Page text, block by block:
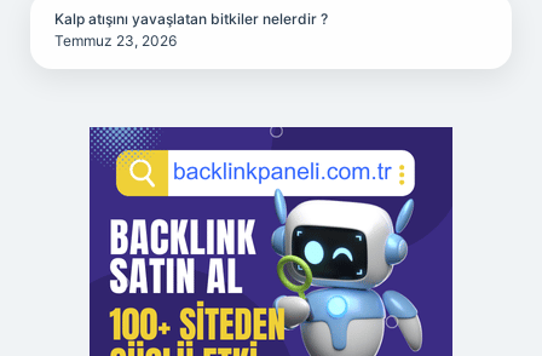
Kalp atışını yavaşlatan bitkiler nelerdir ?
Temmuz 23, 2026